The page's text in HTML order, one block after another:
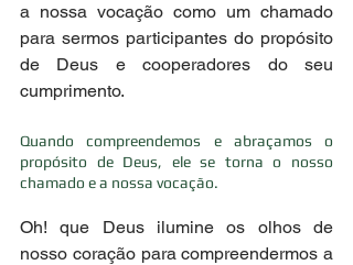
a nossa vocação como um chamado
para sermos participantes do propósito
de Deus e cooperadores do seu
cumprimento.
Quando compreendemos e abraçamos o
propósito de Deus, ele se torna o nosso
chamado e a nossa vocação.
Oh! que Deus ilumine os olhos de
nosso coração para compreendermos a